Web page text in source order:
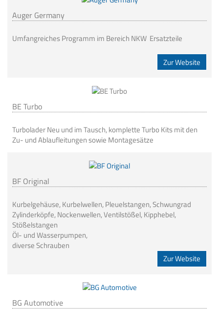
Auger Germany
Umfangreiches Programm im Bereich NKW Ersatzteile
Zur Website
BE Turbo
Turbolader Neu und im Tausch, komplette Turbo Kits mit den
Zu- und Ablaufleitungen sowie Montagesätze
BF Original
Kurbelgehäuse, Kurbelwellen, Pleuelstangen, Schwungrad
Zylinderköpfe, Nockenwellen, Ventilstößel, Kipphebel,
Stößelstangen
Öl- und Wasserpumpen,
diverse Schrauben
Zur Website
BG Automotive